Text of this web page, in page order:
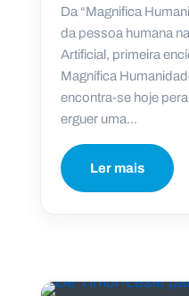
Da “Magnifica
da pessoa humana
Artificial, primeira
Magnífica
encontra-se hoje
erguer uma...
Ler mais